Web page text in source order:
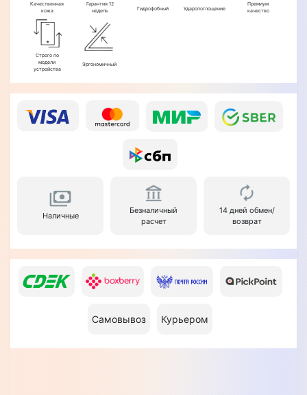
Качественная
кожа
Гарантия 12
недель
Гидрофобный Ударопоглощение
Премиум
качество
Строго по
модели
устройства
Эргономичный
Наличные
Безналичный
расчет
14 дней обмен/
возврат
Самовывоз Курьером